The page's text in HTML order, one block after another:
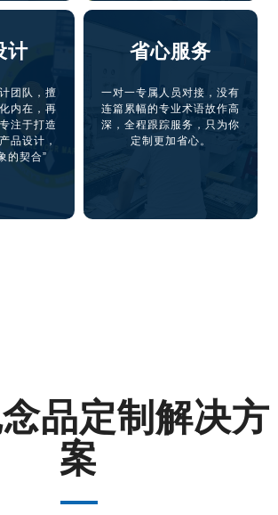
计
团队，擅
内在，再
注于打造
品设计，
的契合”
省心服务
一对一专属人员对接，没有
连篇累幅的专业术语故作高
深，全程跟踪服务，只为你
定制更加省心。
品定制解决方
案